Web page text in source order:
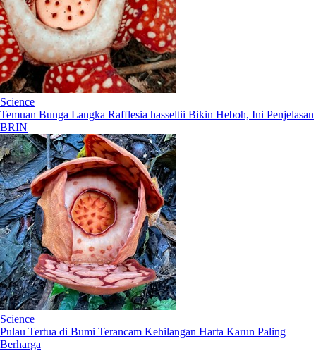
Science
Temuan Bunga Langka Rafflesia hasseltii Bikin Heboh, Ini Penjelasan
BRIN
Science
Pulau Tertua di Bumi Terancam Kehilangan Harta Karun Paling
Berharga